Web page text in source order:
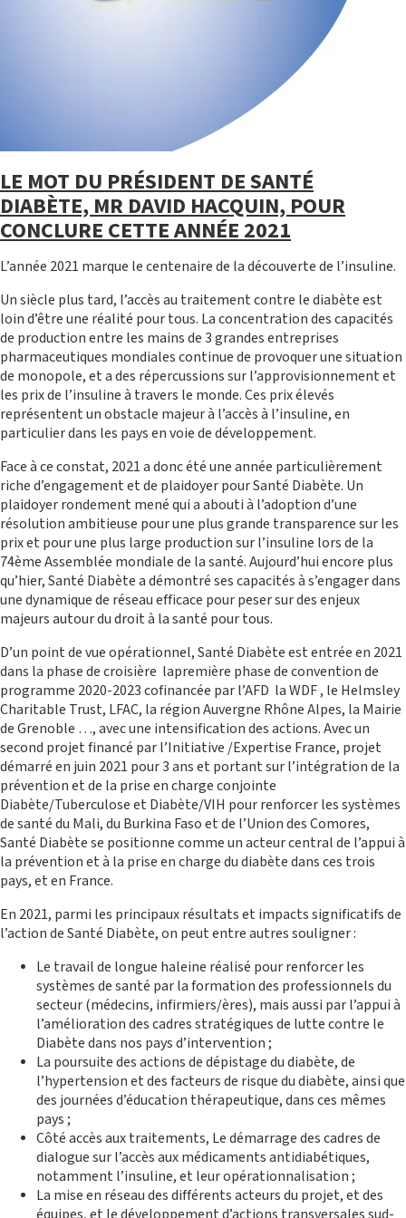
PROGRAMME UNION DES COMORES
FRANCE
ACTIONS DE PLAIDOYER
RECHERCHE
LE MOT DU PRÉSIDENT DE SANTÉ
DIABÈTE, MR DAVID HACQUIN, POUR
CONCLURE CETTE ANNÉE 2021
L’année 2021 marque le centenaire de la découverte de l’insuline.
Un siècle plus tard, l’accès au traitement contre le diabète est
loin d’être une réalité pour tous. La concentration des capacités
de production entre les mains de 3 grandes entreprises
pharmaceutiques mondiales continue de provoquer une situation
de monopole, et a des répercussions sur l’approvisionnement et
les prix de l’insuline à travers le monde. Ces prix élevés
représentent un obstacle majeur à l’accès à l’insuline, en
particulier dans les pays en voie de développement.
Face à ce constat, 2021 a donc été une année particulièrement
riche d’engagement et de plaidoyer pour Santé Diabète. Un
plaidoyer rondement mené qui a abouti à l’adoption d’une
résolution ambitieuse pour une plus grande transparence sur les
prix et pour une plus large production sur l’insuline lors de la
74ème Assemblée mondiale de la santé. Aujourd’hui encore plus
qu’hier, Santé Diabète a démontré ses capacités à s’engager dans
une dynamique de réseau efficace pour peser sur des enjeux
majeurs autour du droit à la santé pour tous.
D’un point de vue opérationnel, Santé Diabète est entrée en 2021
dans la phase de croisière lapremière phase de convention de
programme 2020-2023 cofinancée par l’AFD la WDF , le Helmsley
Charitable Trust, LFAC, la région Auvergne Rhône Alpes, la Mairie
de Grenoble …, avec une intensification des actions. Avec un
second projet financé par l’Initiative /Expertise France, projet
démarré en juin 2021 pour 3 ans et portant sur l’intégration de la
prévention et de la prise en charge conjointe
Diabète/Tuberculose et Diabète/VIH pour renforcer les systèmes
de santé du Mali, du Burkina Faso et de l’Union des Comores,
Santé Diabète se positionne comme un acteur central de l’appui à
la prévention et à la prise en charge du diabète dans ces trois
pays, et en France.
En 2021, parmi les principaux résultats et impacts significatifs de
l’action de Santé Diabète, on peut entre autres souligner :
Le travail de longue haleine réalisé pour renforcer les
systèmes de santé par la formation des professionnels du
secteur (médecins, infirmiers/ères), mais aussi par l’appui à
l’amélioration des cadres stratégiques de lutte contre le
Diabète dans nos pays d’intervention ;
La poursuite des actions de dépistage du diabète, de
l’hypertension et des facteurs de risque du diabète, ainsi que
des journées d’éducation thérapeutique, dans ces mêmes
pays ;
Côté accès aux traitements, Le démarrage des cadres de
dialogue sur l’accès aux médicaments antidiabétiques,
notamment l’insuline, et leur opérationnalisation ;
La mise en réseau des différents acteurs du projet, et des